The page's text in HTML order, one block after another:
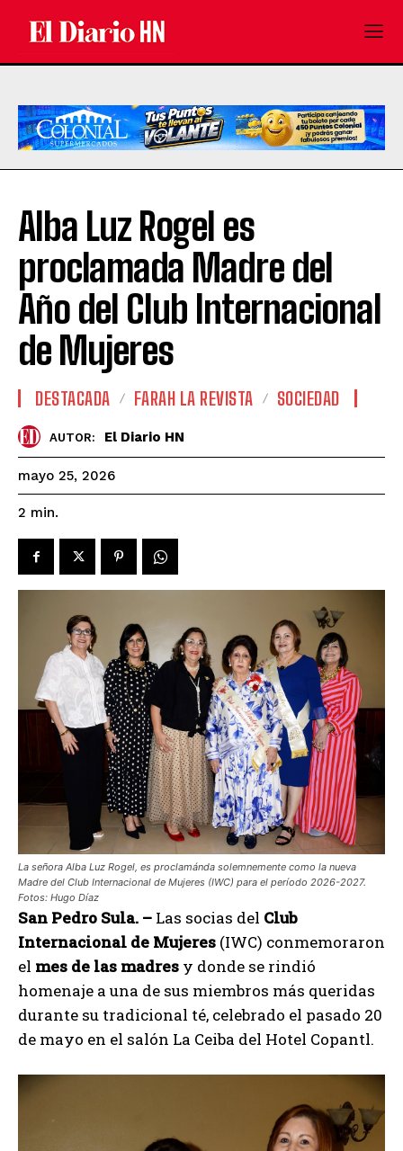
Alba Luz Rogel es
proclamada Madre del
Año del Club Internacional
de Mujeres
DESTACADA FARAH LA REVISTA SOCIEDAD
AUTOR: El Diario HN
mayo 25, 2026
2 min.
La señora Alba Luz Rogel, es proclamánda solemnemente como la nueva
Madre del Club Internacional de Mujeres (IWC) para el período 2026-2027.
Fotos: Hugo Díaz
San Pedro Sula. – Las socias del Club
Internacional de Mujeres (IWC) conmemoraron
el mes de las madres y donde se rindió
homenaje a una de sus miembros más queridas
durante su tradicional té, celebrado el pasado 20
de mayo en el salón La Ceiba del Hotel Copantl.